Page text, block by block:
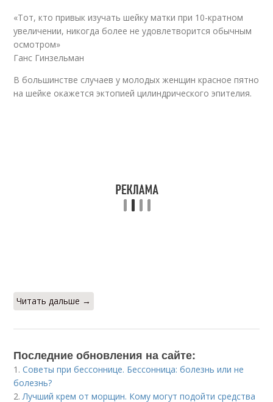
«Тот, кто привык изучать шейку матки при 10-кратном
увеличении, никогда более не удовлетворится обычным
осмотром»
Ганс Гинзельман
В большинстве случаев у молодых женщин красное пятно
на шейке окажется эктопией цилиндрического эпителия.
Читать дальше →
Последние обновления на сайте:
1.Советы при бессоннице. Бессонница: болезнь или не
болезнь?
2.Лучший крем от морщин. Кому могут подойти средства